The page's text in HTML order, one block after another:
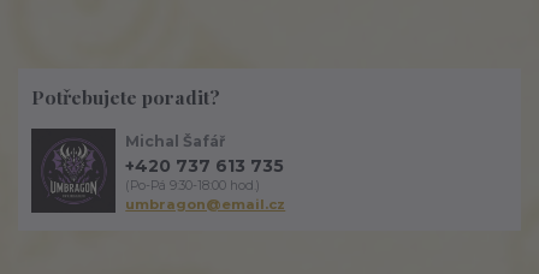
Potřebujete poradit?
Michal Šafář
+420 737 613 735
(Po-Pá 9:30-18:00 hod.)
umbragon@email.cz